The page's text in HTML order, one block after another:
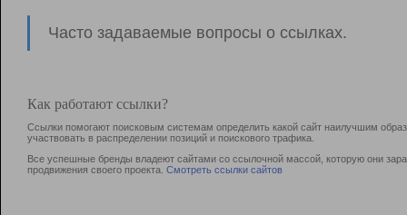
Часто задаваемые вопросы о ссылках.
Как работают ссылки?
Ссылки помогают поисковым системам определить какой сайт наилучшим
участвовать в раcпределении позиций и поискового трафика.
Все успешные бренды владеют сайтами со ссылочной массой, которую они
продвижения своего проекта. Смотреть ссылки сайтов